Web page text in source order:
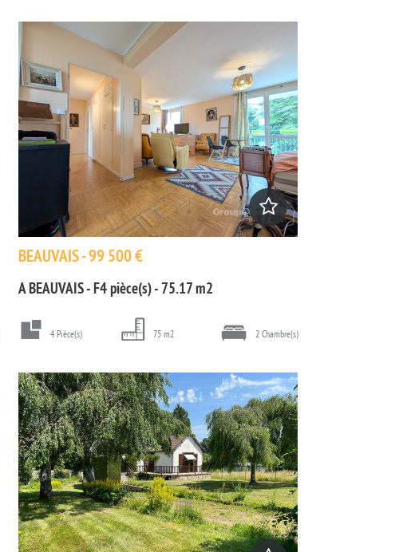
BEAUVAIS - 99 500 €
A BEAUVAIS - F4 pièce(s) - 75.17 m2
4 Pièce(s) 75 m2 2 Chambre(s)